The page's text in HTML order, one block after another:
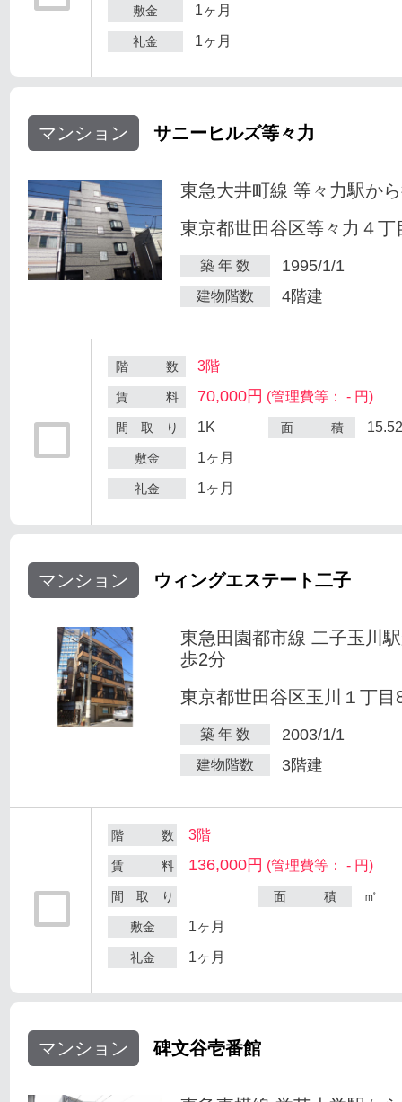
敷金 1ヶ月
礼金 1ヶ月
マンション サニーヒルズ等々力
東急大井町線 等々力駅か
東京都世田谷区等々力４丁
築 年 数 1995/1/1
建物階数 4階建
階 数 3階
賃 料 70,000円 (管理費等： - 円)
間 取 り 1K 面 積
敷金 1ヶ月
礼金 1ヶ月
マンション ウィングエステート二子
東急田園都市線 二子玉川
歩2分
東京都世田谷区玉川１丁目
築 年 数 2003/1/1
建物階数 3階建
階 数 3階
賃 料 136,000円 (管理費等： - 円)
間 取 り 面 積 ㎡
敷金 1ヶ月
礼金 1ヶ月
マンション 碑文谷壱番館